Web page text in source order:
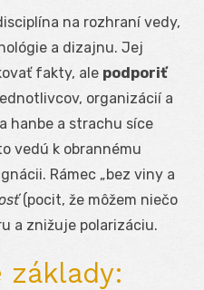
na rozhraní vedy,
a dizajnu. Jej
fakty, ale podporiť
organizácií a
hanbe a strachu síce
vedú k obrannému
Rámec „bez viny a
(pocit, že môžem niečo
a znižuje polarizáciu.
základy: